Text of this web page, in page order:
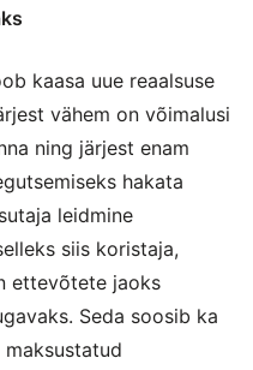
kaasa uue reaalsuse
vähem on võimalusi
ning järjest enam
hakata
leidmine
siis koristaja,
ettevõtete jaoks
Seda soosib ka